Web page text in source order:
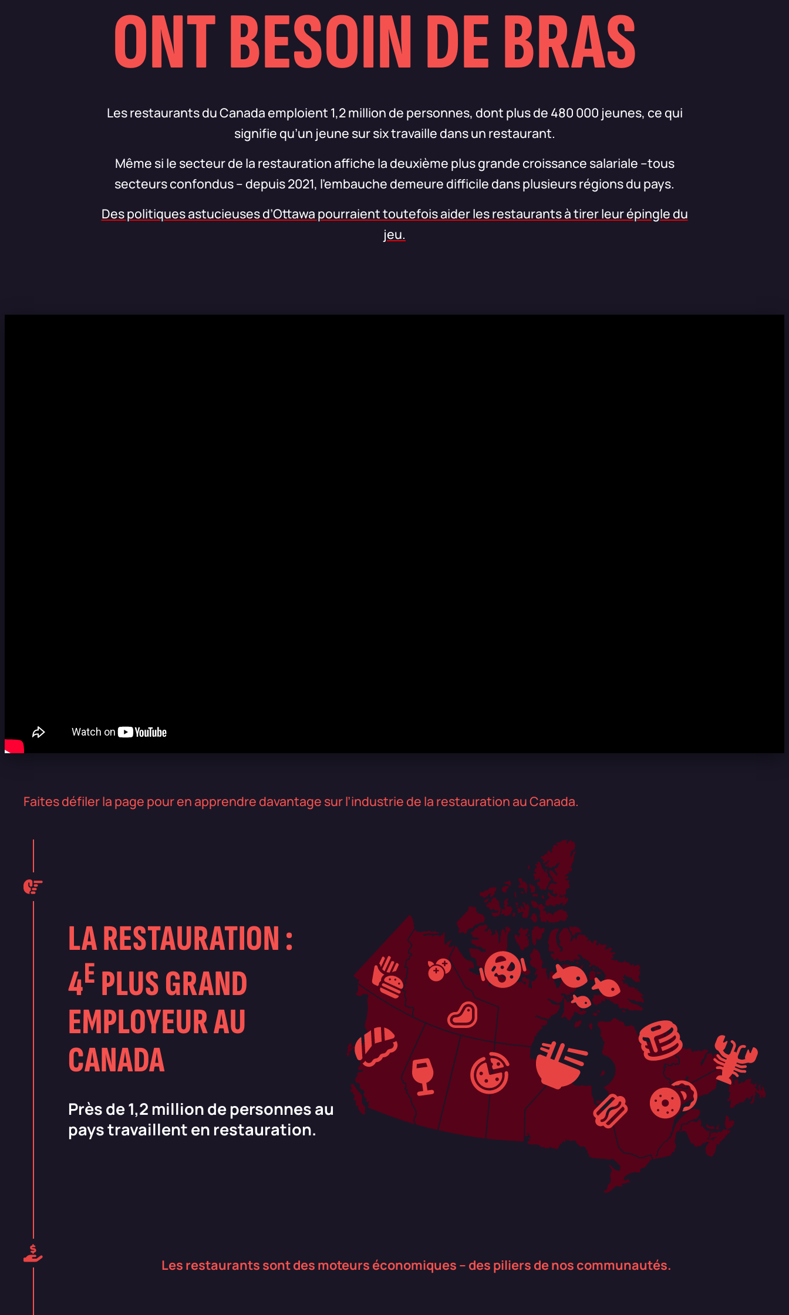
ONT BESOIN DE BRAS
Les restaurants du Canada emploient 1,2 million de personnes, dont plus de 480 000 jeunes, ce qui
signifie qu’un jeune sur six travaille dans un restaurant.
Même si le secteur de la restauration affiche la deuxième plus grande croissance salariale –tous
secteurs confondus – depuis 2021, l’embauche demeure difficile dans plusieurs régions du pays.
Des politiques astucieuses d’Ottawa pourraient toutefois aider les restaurants à tirer leur épingle du
jeu.
Faites défiler la page pour en apprendre davantage sur l’industrie de la restauration au Canada.
LA RESTAURATION :
4E PLUS GRAND
EMPLOYEUR AU
CANADA
Près de 1,2 million de personnes au
pays travaillent en restauration.
Les restaurants sont des moteurs économiques – des piliers de nos communautés.